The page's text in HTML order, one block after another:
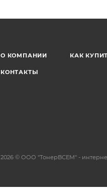
О КОМПАНИИ КАК
КОНТАКТЫ
2026 © ООО "ТонерВСЕМ" -